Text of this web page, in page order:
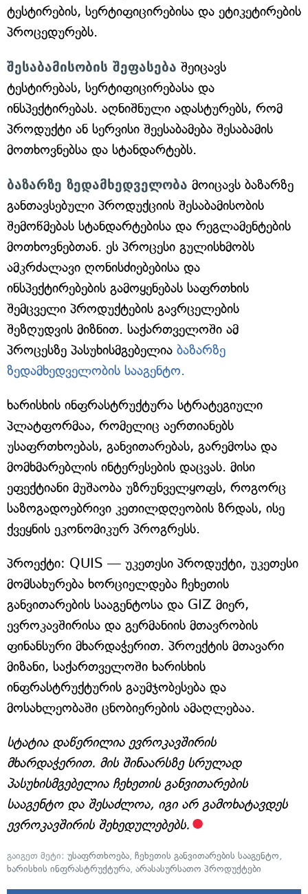
ტესტირების, სერტიფიცირებისა და ეტიკეტირების
პროცედურებს.
შესაბამისობის შეფასება შეიცავს
ტესტირებას, სერტიფიცირებასა და
ინსპექტირებას. აღნიშნული ადასტურებს, რომ
პროდუქტი ან სერვისი შეესაბამება შესაბამის
მოთხოვნებსა და სტანდარტებს.
ბაზარზე ზედამხედველობა მოიცავს ბაზარზე
განთავსებული პროდუქციის შესაბამისობის
შემოწმებას სტანდარტებისა და რეგლამენტების
მოთხოვნებთან. ეს პროცესი გულისხმობს
ამკრძალავი ღონისძიებებისა და
ინსპექტირებების გამოყენებას საფრთხის
შემცველი პროდუქტების გავრცელების
შეზღუდვის მიზნით. საქართველოში ამ
პროცესზე პასუხისმგებელია ბაზარზე
ზედამხედველობის სააგენტო.
ხარისხის ინფრასტრუქტურა სტრატეგიული
პლატფორმაა, რომელიც აერთიანებს
უსაფრთხოებას, განვითარებას, გარემოსა და
მომხმარებლის ინტერესების დაცვას. მისი
ეფექტიანი მუშაობა უზრუნველყოფს, როგორც
საზოგადოებრივი კეთილდღეობის ზრდას, ისე
ქვეყნის ეკონომიკურ პროგრესს.
პროექტი: QUIS — უკეთესი პროდუქტი, უკეთესი
მომსახურება ხორციელდება ჩეხეთის
განვითარების სააგენტოსა და GIZ მიერ,
ევროკავშირისა და გერმანიის მთავრობის
ფინანსური მხარდაჭერით. პროექტის მთავარი
მიზანი, საქართველოში ხარისხის
ინფრასტრუქტურის გაუმჯობესება და
მოსახლეობაში ცნობიერების ამაღლებაა.
სტატია დაწერილია ევროკავშირის
მხარდაჭერით. მის შინაარსზე სრულად
პასუხისმგებელია ჩეხეთის განვითარების
სააგენტო და შესაძლოა, იგი არ გამოხატავდეს
ევროკავშირის შეხედულებებს.
გაიგეთ მეტი: უსაფრთხოება, ჩეხეთის განვითარების სააგენტო,
ხარისხის ინფრასტრუქტურა, არასასურსათო პროდუქტები